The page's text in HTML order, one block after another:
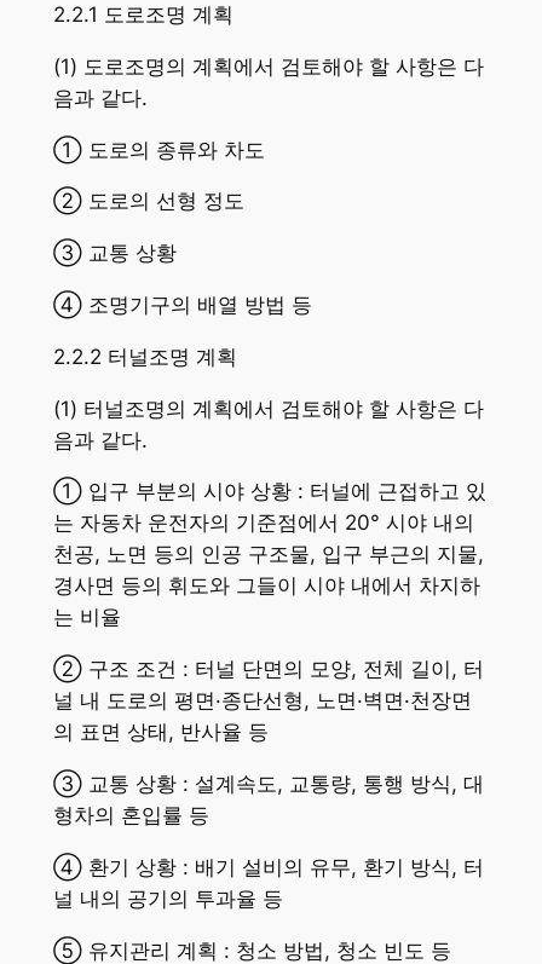
2.2.1 도로조명 계획
(1) 도로조명의 계획에서 검토해야 할 사항은 다
음과 같다.
① 도로의 종류와 차도
② 도로의 선형 정도
③ 교통 상황
④ 조명기구의 배열 방법 등
2.2.2 터널조명 계획
(1) 터널조명의 계획에서 검토해야 할 사항은 다
음과 같다.
① 입구 부분의 시야 상황 : 터널에 근접하고 있
는 자동차 운전자의 기준점에서 20° 시야 내의
천공, 노면 등의 인공 구조물, 입구 부근의 지물,
경사면 등의 휘도와 그들이 시야 내에서 차지하
는 비율
② 구조 조건 : 터널 단면의 모양, 전체 길이, 터
널 내 도로의 평면·종단선형, 노면·벽면·천장면
의 표면 상태, 반사율 등
③ 교통 상황 : 설계속도, 교통량, 통행 방식, 대
형차의 혼입률 등
④ 환기 상황 : 배기 설비의 유무, 환기 방식, 터
널 내의 공기의 투과율 등
⑤ 유지관리 계획 : 청소 방법, 청소 빈도 등